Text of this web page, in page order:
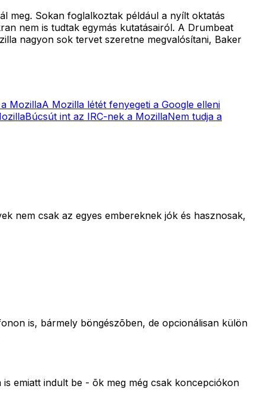
meg. Sokan foglalkoztak például a nyílt oktatás
nem is tudtak egymás kutatásairól. A Drumbeat
nagyon sok tervet szeretne megvalósítani, Baker
MozillaA Mozilla létét fenyegeti a Google elleni
Búcsút int az IRC-nek a MozillaNem tudja a
nem csak az egyes embereknek jók és hasznosak,
is, bármely böngészõben, de opcionálisan külön
emiatt indult be - õk meg még csak koncepciókon